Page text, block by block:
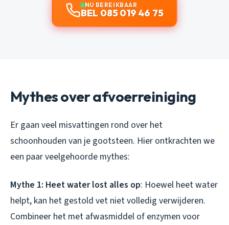
NU BEREIKBAAR
BEL 085 019 46 75
Mythes over afvoerreiniging
Er gaan veel misvattingen rond over het
schoonhouden van je gootsteen. Hier ontkrachten we
een paar veelgehoorde mythes:
Mythe 1: Heet water lost alles op: Hoewel heet water
helpt, kan het gestold vet niet volledig verwijderen.
Combineer het met afwasmiddel of enzymen voor